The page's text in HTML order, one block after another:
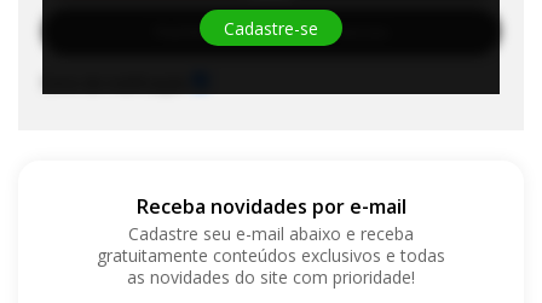
Habilite-se para efetuar lances
Cadastre-se
Receba novidades por e-mail
Cadastre seu e-mail abaixo e receba
gratuitamente conteúdos exclusivos e todas
as novidades do site com prioridade!